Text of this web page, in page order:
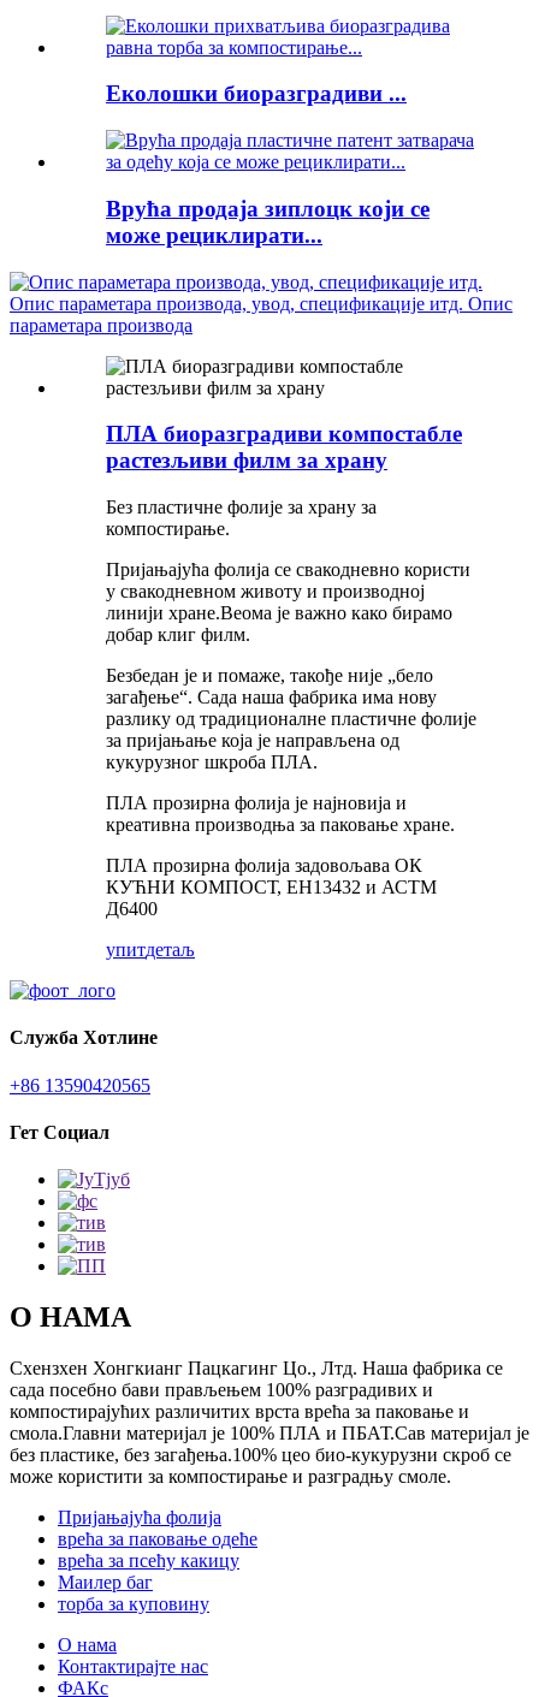
Еколошки биоразградиви ...
Врућа продаја зиплоцк који се
може рециклирати...
ПЛА биоразградиви компостабле
растезљиви филм за храну
Без пластичне фолије за храну за
компостирање.
Пријањајућа фолија се свакодневно користи
у свакодневном животу и производној
линији хране.Веома је важно како бирамо
добар клиг филм.
Безбедан је и помаже, такође није „бело
загађење“. Сада наша фабрика има нову
разлику од традиционалне пластичне фолије
за пријањање која је направљена од
кукурузног шкроба ПЛА.
ПЛА прозирна фолија је најновија и
креативна производња за паковање хране.
ПЛА прозирна фолија задовољава ОК
КУЋНИ КОМПОСТ, ЕН13432 и АСТМ
Д6400
упитдетаљ
Служба Хотлине
+86 13590420565
Гет Социал
О НАМА
Схензхен Хонгкианг Пацкагинг Цо., Лтд. Наша фабрика се
сада посебно бави прављењем 100% разградивих и
компостирајућих различитих врста врећа за паковање и
смола.Главни материјал је 100% ПЛА и ПБАТ.Сав материјал је
без пластике, без загађења.100% цео био-кукурузни скроб се
може користити за компостирање и разградњу смоле.
Пријањајућа фолија
врећа за паковање одеће
врећа за псећу какицу
Маилер баг
торба за куповину
О нама
Контактирајте нас
ФАКс